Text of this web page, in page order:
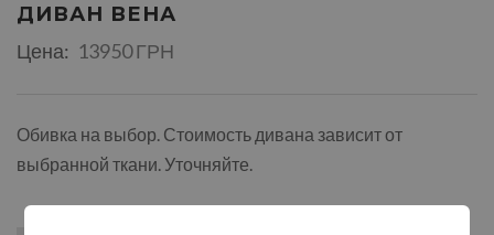
ДИВАН ВЕНА
Цена: 13950 ГРН
Обивка на выбор. Стоимость дивана зависит от
выбранной ткани. Уточняйте.